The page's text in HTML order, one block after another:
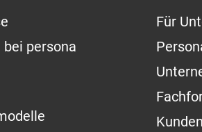
bei persona
Für